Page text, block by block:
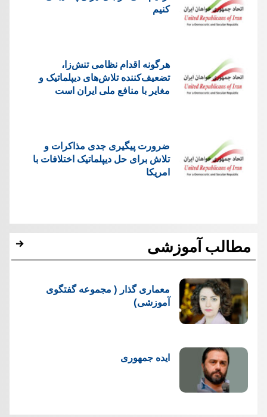
کنیم
هرگونه اقدام نظامی تنش‌زا،
تضعیف‌کننده تلاش‌های دیپلماتیک و
مغایر با منافع ملی ایران است
ضرورت پیگیری جدی مذاکرات و
تلاش برای حل دیپلماتیک اختلافات با
امریکا
مطالب آموزشی
معماری گذار ( مجموعه گفتگوی
آموزشی)
ایده جمهوری